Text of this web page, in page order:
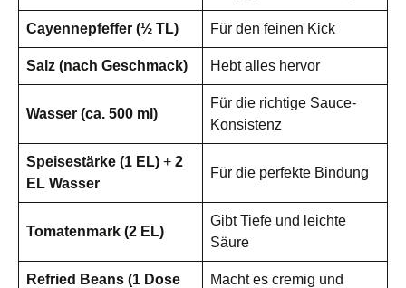
Cayennepfeffer (½ TL) Für den feinen Kick
Salz (nach Geschmack) Hebt alles hervor
Wasser (ca. 500 ml)
Für die richtige Sauce-
Konsistenz
Speisestärke (1 EL) + 2
EL Wasser
Für die perfekte Bindung
Tomatenmark (2 EL)
Gibt Tiefe und leichte
Säure
Refried Beans (1 Dose
Macht es cremig und